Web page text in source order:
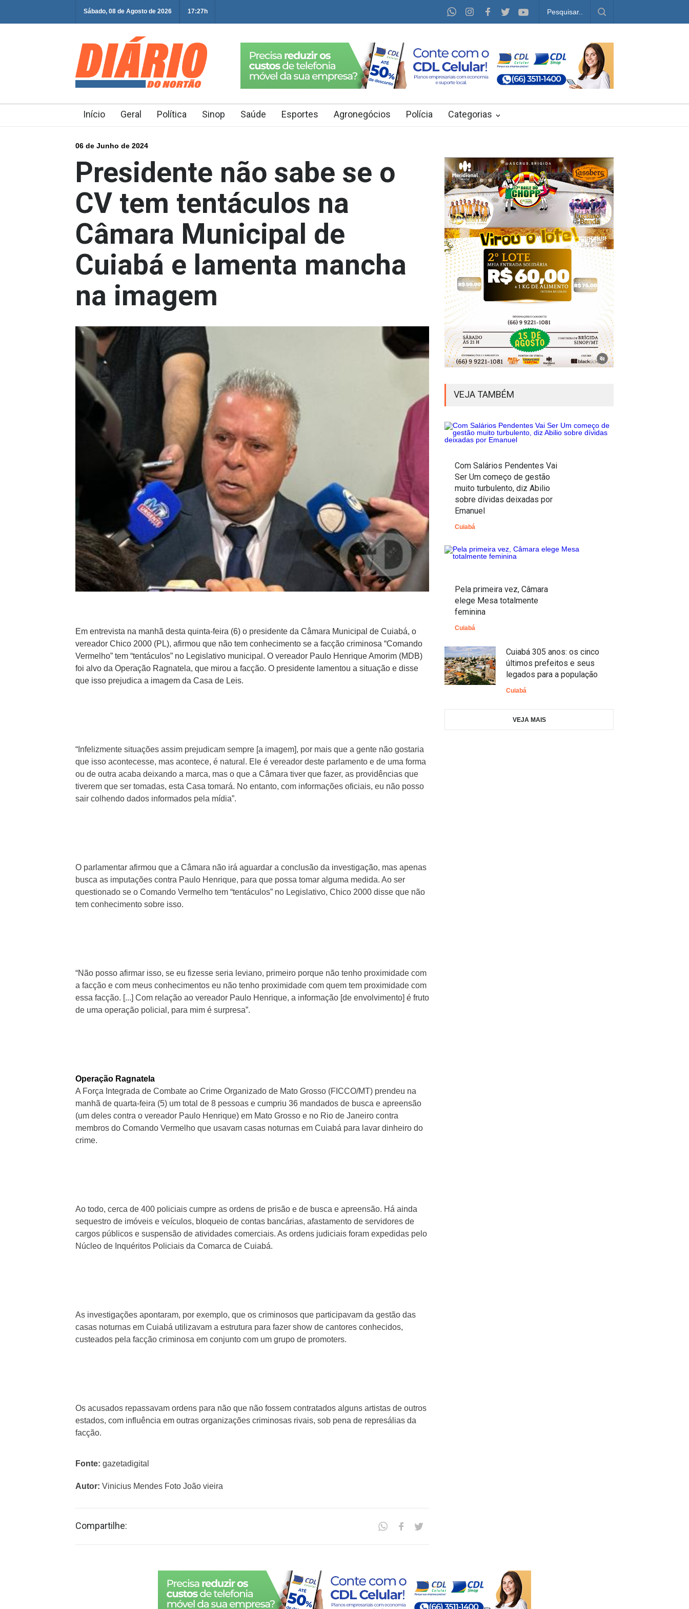
Sábado, 08 de Agosto de 2026 17:27h
Início Geral Política Sinop Saúde Esportes Agronegócios Polícia Categorias
06 de Junho de 2024
Presidente não sabe se o
CV tem tentáculos na
Câmara Municipal de
Cuiabá e lamenta mancha
na imagem
Em entrevista na manhã desta quinta-feira (6) o presidente da Câmara Municipal de Cuiabá, o
vereador Chico 2000 (PL), afirmou que não tem conhecimento se a facção criminosa “Comando
Vermelho” tem “tentáculos” no Legislativo municipal. O vereador Paulo Henrique Amorim (MDB)
foi alvo da Operação Ragnatela, que mirou a facção. O presidente lamentou a situação e disse
que isso prejudica a imagem da Casa de Leis.
“Infelizmente situações assim prejudicam sempre [a imagem], por mais que a gente não gostaria
que isso acontecesse, mas acontece, é natural. Ele é vereador deste parlamento e de uma forma
ou de outra acaba deixando a marca, mas o que a Câmara tiver que fazer, as providências que
tiverem que ser tomadas, esta Casa tomará. No entanto, com informações oficiais, eu não posso
sair colhendo dados informados pela mídia”.
O parlamentar afirmou que a Câmara não irá aguardar a conclusão da investigação, mas apenas
busca as imputações contra Paulo Henrique, para que possa tomar alguma medida. Ao ser
questionado se o Comando Vermelho tem “tentáculos” no Legislativo, Chico 2000 disse que não
tem conhecimento sobre isso.
“Não posso afirmar isso, se eu fizesse seria leviano, primeiro porque não tenho proximidade com
a facção e com meus conhecimentos eu não tenho proximidade com quem tem proximidade com
essa facção. [...] Com relação ao vereador Paulo Henrique, a informação [de envolvimento] é fruto
de uma operação policial, para mim é surpresa”.
Operação Ragnatela
A Força Integrada de Combate ao Crime Organizado de Mato Grosso (FICCO/MT) prendeu na
manhã de quarta-feira (5) um total de 8 pessoas e cumpriu 36 mandados de busca e apreensão
(um deles contra o vereador Paulo Henrique) em Mato Grosso e no Rio de Janeiro contra
membros do Comando Vermelho que usavam casas noturnas em Cuiabá para lavar dinheiro do
crime.
Ao todo, cerca de 400 policiais cumpre as ordens de prisão e de busca e apreensão. Há ainda
sequestro de imóveis e veículos, bloqueio de contas bancárias, afastamento de servidores de
cargos públicos e suspensão de atividades comerciais. As ordens judiciais foram expedidas pelo
Núcleo de Inquéritos Policiais da Comarca de Cuiabá.
As investigações apontaram, por exemplo, que os criminosos que participavam da gestão das
casas noturnas em Cuiabá utilizavam a estrutura para fazer show de cantores conhecidos,
custeados pela facção criminosa em conjunto com um grupo de promoters.
Os acusados repassavam ordens para não que não fossem contratados alguns artistas de outros
estados, com influência em outras organizações criminosas rivais, sob pena de represálias da
facção.
Fonte: gazetadigital
Autor: Vinicius Mendes Foto João vieira
Compartilhe:
VEJA TAMBÉM
Com Salários Pendentes Vai
Ser Um começo de gestão
muito turbulento, diz Abilio
sobre dívidas deixadas por
Emanuel
Cuiabá
Pela primeira vez, Câmara
elege Mesa totalmente
feminina
Cuiabá
Cuiabá 305 anos: os cinco
últimos prefeitos e seus
legados para a população
Cuiabá
VEJA MAIS